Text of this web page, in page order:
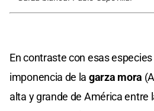
En contraste con esas
imponencia de la garza mora
alta y grande de América entre